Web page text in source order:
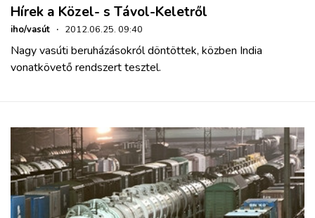
Hírek a Közel- s Távol-Keletről
iho/vasút · 2012.06.25. 09:40
Nagy vasúti beruházásokról döntöttek, közben India
vonatkövető rendszert tesztel.